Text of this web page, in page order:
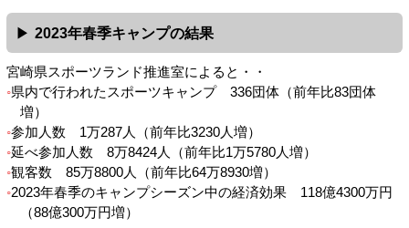
2023年春季キャンプの結果
宮崎県スポーツランド推進室によると・・
県内で行われたスポーツキャンプ 336団体（前年比83団体
増）
参加人数 1万287人（前年比3230人増）
延べ参加人数 8万8424人（前年比1万5780人増）
観客数 85万8800人（前年比64万8930増）
2023年春季のキャンプシーズン中の経済効果 118億4300万円
（88億300万円増）